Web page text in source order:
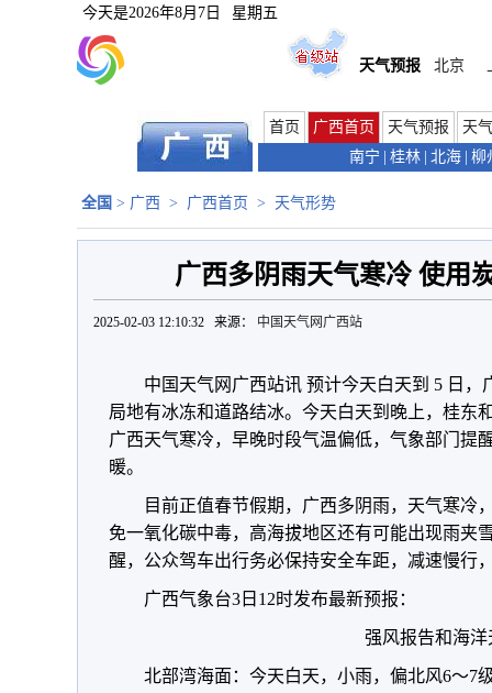
今天是2026年8月7日 星期五
天气预报 北京
首页 广西首页 天气预报
天
南宁
桂林 北海 柳
全国 > 广西 > 广西首页 > 天气形势
广西多阴雨天气寒冷 使用
2025-02-03 12:10:32 来源： 中国天气网广西站
中国天气网广西站讯 预计今天白天到 5 日，
局地有冰冻和道路结冰。 今天白天到晚上，桂东
广西天气寒冷，早晚时段气温偏低，气象部门提
暖。
目前正值春节假期，广西多阴雨，天气寒冷
免一氧化碳中毒，高海拔地区还有可能出现雨夹
醒，公众驾车出行务必保持安全车距，减速慢行
广西气象台3日12时发布最新预报：
强风报告和海洋
北部湾海面：今天白天，小雨，偏北风6～7